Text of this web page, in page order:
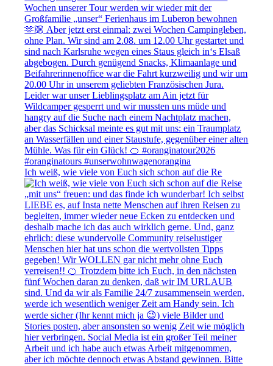
Ich weiß, wie viele von Euch sich schon auf die Re